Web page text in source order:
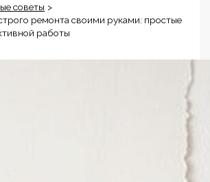
советы
ремонта своими руками: простые
работы